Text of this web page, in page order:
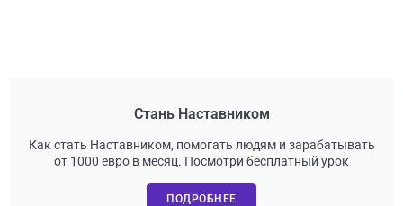
Стань Наставником
Как стать Наставником, помогать людям и зарабатывать
от 1000 евро в месяц. Посмотри бесплатный урок
ПОДРОБНЕЕ